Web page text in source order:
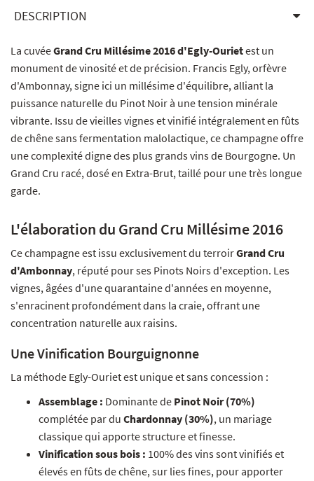
DESCRIPTION
La cuvéeGrand Cru Millésime 2016 d'Egly-Ourietest un
monument de vinosité et de précision. Francis Egly, orfèvre
d'Ambonnay, signe ici un millésime d'équilibre, alliant la
puissance naturelle du Pinot Noir à une tension minérale
vibrante. Issu de vieilles vignes et vinifié intégralement en fûts
de chêne sans fermentation malolactique, ce champagne offre
une complexité digne des plus grands vins de Bourgogne. Un
Grand Cru racé, dosé en Extra-Brut, taillé pour une très longue
garde.
L'élaboration du Grand Cru Millésime 2016
Ce champagne est issu exclusivement du terroirGrand Cru
d'Ambonnay, réputé pour ses Pinots Noirs d'exception. Les
vignes, âgées d'une quarantaine d'années en moyenne,
s'enracinent profondément dans la craie, offrant une
concentration naturelle aux raisins.
Une Vinification Bourguignonne
La méthode Egly-Ouriet est unique et sans concession :
Assemblage : Dominante de Pinot Noir (70%)
complétée par du Chardonnay (30%), un mariage
classique qui apporte structure et finesse.
Vinification sous bois : 100% des vins sont vinifiés et
élevés en fûts de chêne, sur lies fines, pour apporter